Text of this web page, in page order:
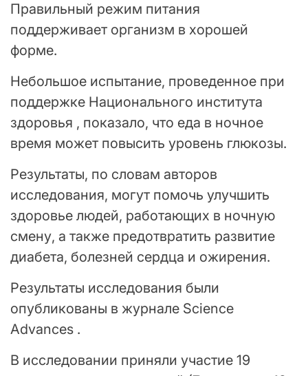
Правильный режим питания
поддерживает организм в хорошей
форме.
Небольшое испытание, проведенное при
поддержке Национального института
здоровья , показало, что еда в ночное
время может повысить уровень глюкозы.
Результаты, по словам авторов
исследования, могут помочь улучшить
здоровье людей, работающих в ночную
смену, а также предотвратить развитие
диабета, болезней сердца и ожирения.
Результаты исследования были
опубликованы в журнале Science
Advances .
В исследовании приняли участие 19